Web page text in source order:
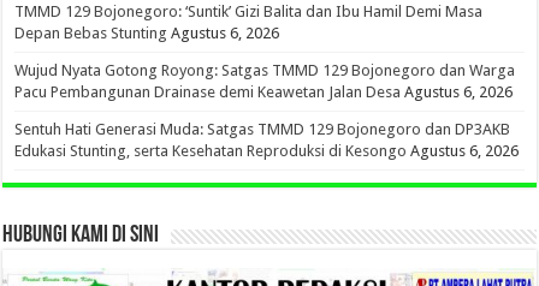
TMMD 129 Bojonegoro: ‘Suntik’ Gizi Balita dan Ibu Hamil Demi Masa
Depan Bebas Stunting Agustus 6, 2026
Wujud Nyata Gotong Royong: Satgas TMMD 129 Bojonegoro dan Warga
Pacu Pembangunan Drainase demi Keawetan Jalan Desa Agustus 6, 2026
Sentuh Hati Generasi Muda: Satgas TMMD 129 Bojonegoro dan DP3AKB
Edukasi Stunting, serta Kesehatan Reproduksi di Kesongo Agustus 6, 2026
HUBUNGI KAMI DI SINI